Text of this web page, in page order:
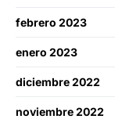
febrero 2023
enero 2023
diciembre 2022
noviembre 2022